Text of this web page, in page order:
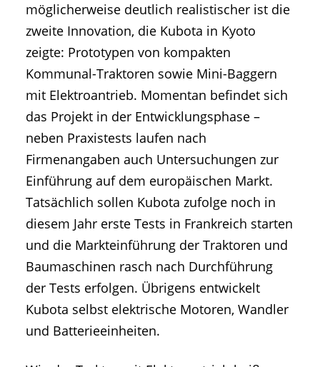
möglicherweise deutlich realistischer ist die
zweite Innovation, die Kubota in Kyoto
zeigte: Prototypen von kompakten
Kommunal-Traktoren sowie Mini-Baggern
mit Elektroantrieb. Momentan befindet sich
das Projekt in der Entwicklungsphase –
neben Praxistests laufen nach
Firmenangaben auch Untersuchungen zur
Einführung auf dem europäischen Markt.
Tatsächlich sollen Kubota zufolge noch in
diesem Jahr erste Tests in Frankreich starten
und die Markteinführung der Traktoren und
Baumaschinen rasch nach Durchführung
der Tests erfolgen. Übrigens entwickelt
Kubota selbst elektrische Motoren, Wandler
und Batterieeinheiten.